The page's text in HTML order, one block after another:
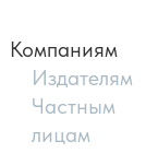
Компаниям
Издателям
Частным
лицам